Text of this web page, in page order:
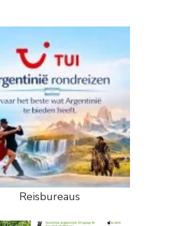
Reisbureaus